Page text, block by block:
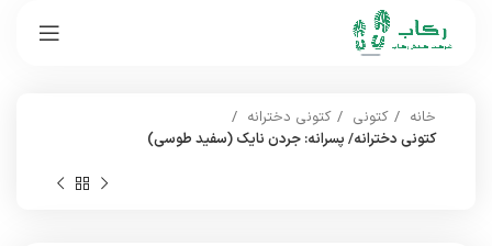
خانه کتونی
کتونی دخترانه
کتونی دخترانه/ پسرانه: جردن نایک (سفید طوسی)